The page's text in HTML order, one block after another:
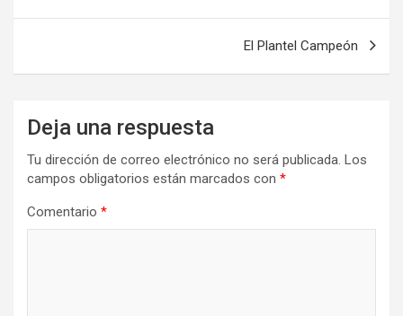
entradas
El Plantel Campeón
Deja una respuesta
Tu dirección de correo electrónico no será publicada. Los
campos obligatorios están marcados con *
Comentario *